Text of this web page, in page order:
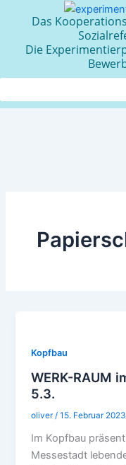
Das
Die
Kopfbau
WERK-RAUM
5.3.
oliver /15. Februar 2023
Im Kopfbau
Messestadt